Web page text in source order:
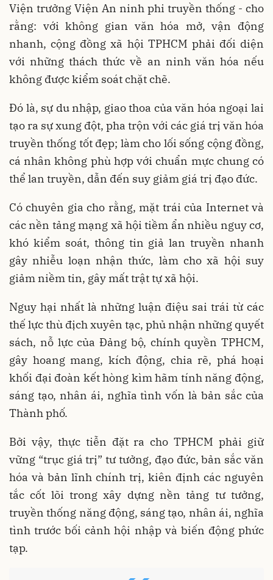
Viện trưởng Viện An ninh phi truyền thống - cho
rằng: với không gian văn hóa mở, vận động
nhanh, cộng đồng xã hội TPHCM phải đối diện
với những thách thức về an ninh văn hóa nếu
không được kiểm soát chặt chẽ.
Đó là, sự du nhập, giao thoa của văn hóa ngoại lai
tạo ra sự xung đột, pha trộn với các giá trị văn hóa
truyền thống tốt đẹp; làm cho lối sống cộng đồng,
cá nhân không phù hợp với chuẩn mực chung có
thể lan truyền, dẫn đến suy giảm giá trị đạo đức.
Có chuyên gia cho rằng, mặt trái của Internet và
các nền tảng mạng xã hội tiềm ẩn nhiều nguy cơ,
khó kiểm soát, thông tin giả lan truyền nhanh
gây nhiễu loạn nhận thức, làm cho xã hội suy
giảm niềm tin, gây mất trật tự xã hội.
Nguy hại nhất là những luận điệu sai trái từ các
thế lực thù địch xuyên tạc, phủ nhận những quyết
sách, nỗ lực của Đảng bộ, chính quyền TPHCM,
gây hoang mang, kích động, chia rẽ, phá hoại
khối đại đoàn kết hòng kìm hãm tính năng động,
sáng tạo, nhân ái, nghĩa tình vốn là bản sắc của
Thành phố.
Bởi vậy, thực tiễn đặt ra cho TPHCM phải giữ
vững “trục giá trị” tư tưởng, đạo đức, bản sắc văn
hóa và bản lĩnh chính trị, kiên định các nguyên
tắc cốt lõi trong xây dựng nền tảng tư tưởng,
truyền thống năng động, sáng tạo, nhân ái, nghĩa
tình trước bối cảnh hội nhập và biến động phức
tạp.